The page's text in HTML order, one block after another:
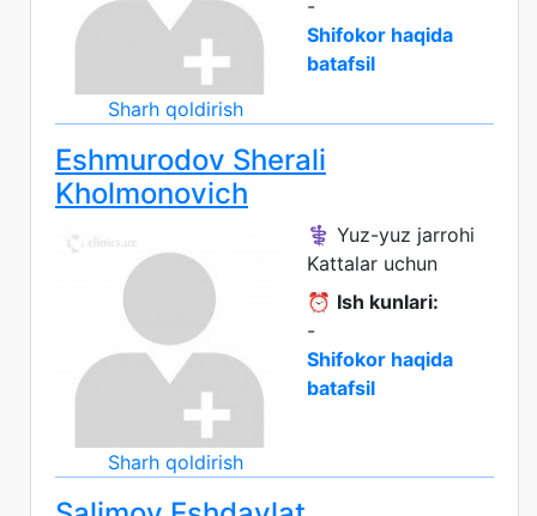
Sharh qoldirish
-
Shifokor haqida
batafsil
Eshmurodov Sherali
Kholmonovich
Sharh qoldirish
⚕️ Yuz-yuz jarrohi
Kattalar uchun
⏰ Ish kunlari:
-
Shifokor haqida
batafsil